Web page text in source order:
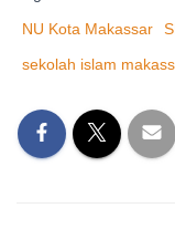
NU Kota Makassar
sekolah islam